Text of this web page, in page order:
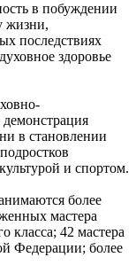
в побуждении
жизни,
последствиях
здоровье
в становлении
и спортом.
более
мастера
класса; 42 мастера
Федерации; более